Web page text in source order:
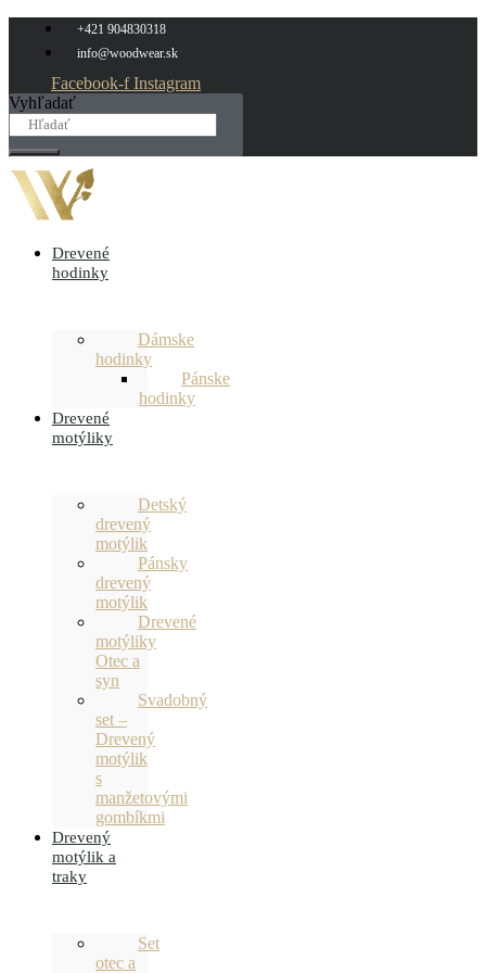
Preskočiť
obsah
+421 904830318
info@woodwear.sk
Facebook-f Instagram
Vyhľadať
Drevené
hodinky
Dámske
hodinky
Pánske
hodinky
Drevené
motýliky
Detský
drevený
motýlik
Pánsky
drevený
motýlik
Drevené
motýliky
Otec a
syn
Svadobný
set –
Drevený
motýlik
s
manžetovými
gombíkmi
Drevený
motýlik a
traky
Set
otec a